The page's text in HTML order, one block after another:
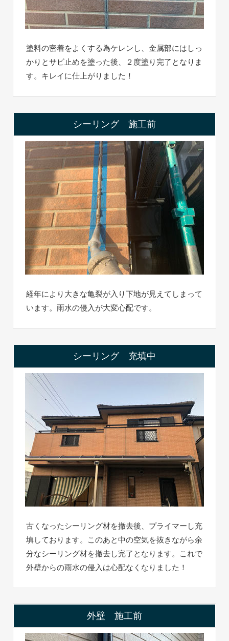
塗料の密着をよくする為ケレンし、金属部にはしっ
かりとサビ止めを塗った後、２度塗り完了となりま
す。キレイに仕上がりました！
シーリング 施工前
経年により大きな亀裂が入り下地が見えてしまって
います。雨水の侵入が大変心配です。
シーリング 充填中
古くなったシーリング材を撤去後、プライマーし充
填しております。このあと中の空気を抜きながら余
分なシーリング材を撤去し完了となります。これで
外壁からの雨水の侵入は心配なくなりました！
外壁 施工前